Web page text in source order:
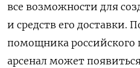
все возможности для
и средств его доставки.
помощника российского
арсенал может